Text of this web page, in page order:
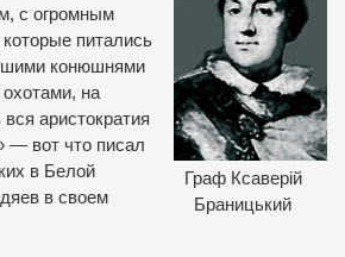
Граф Ксаверій
Браницький
с огромным
питались
конюшнями
на
аристократия
— вот что писал
в Белой
в своем